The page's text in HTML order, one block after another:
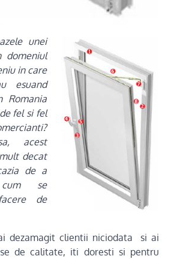
unei
domeniul
in care
esuand
Romania
fel si fel
acest
decat
de a
se
de
dezamagit clientii niciodata si ai
de calitate, iti doresti si pentru